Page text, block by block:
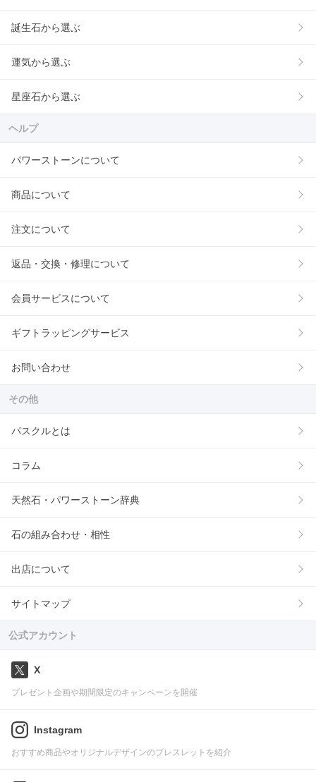
誕生石から選ぶ
運気から選ぶ
星座石から選ぶ
ヘルプ
パワーストーンについて
商品について
注文について
返品・交換・修理について
会員サービスについて
ギフトラッピングサービス
お問い合わせ
その他
パスクルとは
コラム
天然石・パワーストーン辞典
石の組み合わせ・相性
出店について
サイトマップ
公式アカウント
X
プレゼント企画や期間限定のキャンペーンを開催
Instagram
おすすめ商品やオリジナルデザインのブレスレットを紹介